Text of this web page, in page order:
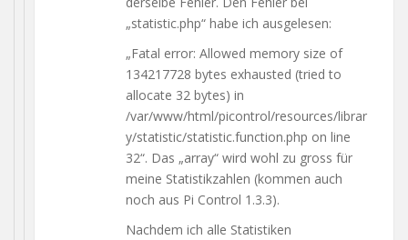
„statistic.php“ habe ich ausgelesen:
„Fatal error: Allowed memory size of
134217728 bytes exhausted (tried to
allocate 32 bytes) in
/var/www/html/picontrol/resources/librar
y/statistic/statistic.function.php on line
32“. Das „array“ wird wohl zu gross für
meine Statistikzahlen (kommen auch
noch aus Pi Control 1.3.3).
Nachdem ich alle Statistiken